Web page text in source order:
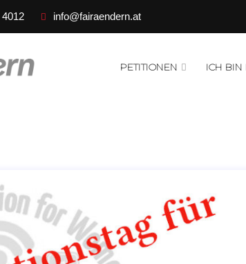
info@fairaendern.at
PETITIONEN ICH BIN